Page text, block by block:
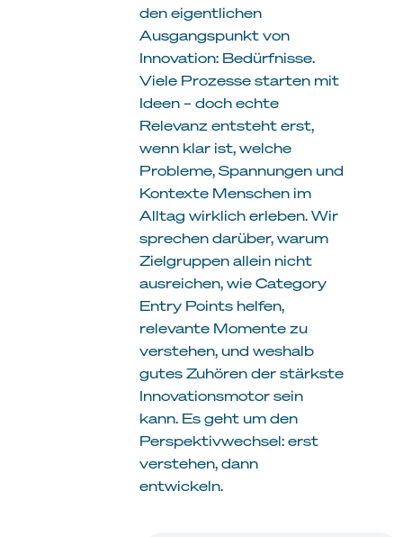
den eigentlichen
Ausgangspunkt von
Innovation: Bedürfnisse.
Viele Prozesse starten mit
Ideen – doch echte
Relevanz entsteht erst,
wenn klar ist, welche
Probleme, Spannungen und
Kontexte Menschen im
Alltag wirklich erleben. Wir
sprechen darüber, warum
Zielgruppen allein nicht
ausreichen, wie Category
Entry Points helfen,
relevante Momente zu
verstehen, und weshalb
gutes Zuhören der stärkste
Innovationsmotor sein
kann. Es geht um den
Perspektivwechsel: erst
verstehen, dann
entwickeln.